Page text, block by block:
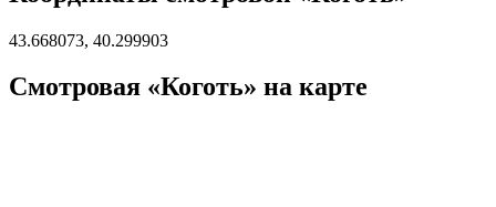
43.668073, 40.299903
Смотровая «Коготь» на карте